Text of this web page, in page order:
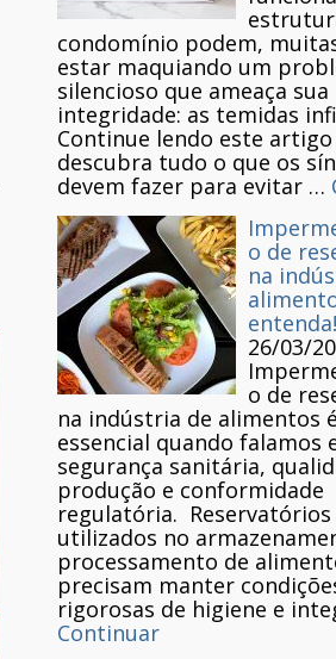
condomínio podem,
estar maquiando um
silencioso que ameaça sua
integridade: as temidas
Continue lendo este artigo
descubra tudo o que os
devem fazer para evitar …
o de
na
entenda!
26/03/
o de
na indústria de alimentos
essencial quando falamos
segurança sanitária,
produção e conformidade
regulatória. Reservatórios
utilizados no
processamento de
precisam manter
rigorosas de higiene e
Continuar